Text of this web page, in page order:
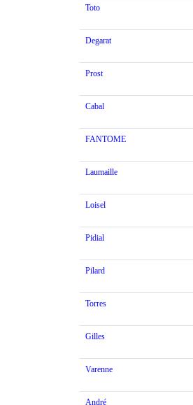
Toto
Degarat
Prost
Cabal
FANTOME
Laumaille
Loisel
Pidial
Pilard
Torres
Gilles
Varenne
André